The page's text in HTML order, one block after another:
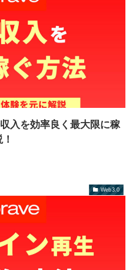
入を効率良く最大限に稼
Web3.0